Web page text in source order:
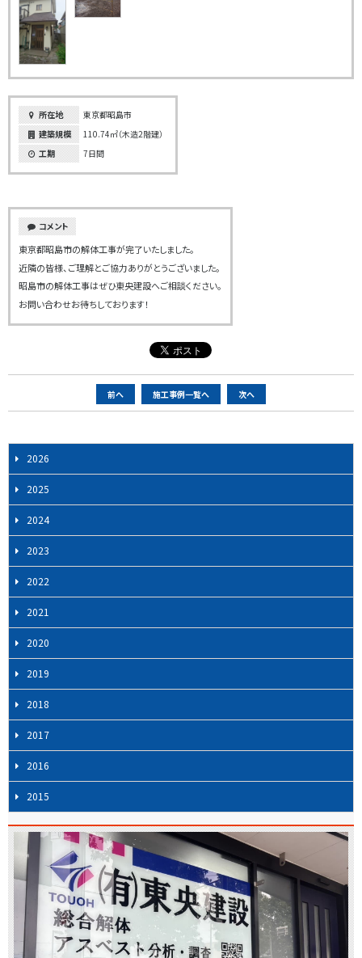
所在地
東京都昭島市
建築規模
110.74㎡（木造2階建）
工期
7日間
コメント
東京都昭島市の解体工事が完了いたしました。
近隣の皆様、ご理解とご協力ありがとうございました。
昭島市の解体工事はぜひ東央建設へご相談ください。
お問い合わせお待ちしております！
ー
ナ
ビ
ゲ
ー
シ
ョ
ン
前へ 施工事例一覧へ 次へ
2026
2025
2024
2023
2022
2021
2020
2019
2018
2017
2016
2015